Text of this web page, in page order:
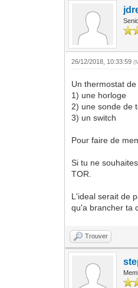
26/12/2018, 10:33:59
Un thermostat
1) une horloge
2) une sonde de
3) un switch
Pour faire de
Si tu ne
TOR.
L'ideal serait de
qu'a brancher ta
Trouver